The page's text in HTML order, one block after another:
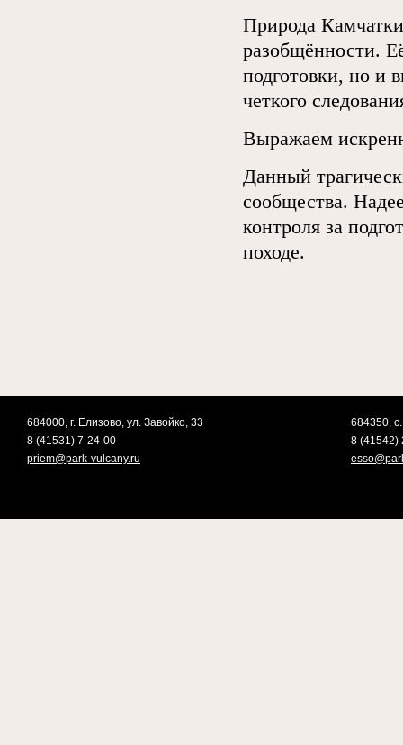
Природа
разобщённости.
подготовки, но и
четкого
Выражаем
Данный
сообщества.
контроля за
походе.
684000, г. Елизово, ул. Завойко, 33
8 (41531) 7-24-00
priem@park-vulcany.ru
684350,
8 (41542)